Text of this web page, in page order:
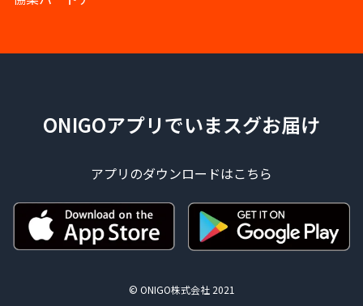
ONIGOアプリでいまスグお届け
アプリのダウンロードはこちら
© ONIGO株式会社 2021